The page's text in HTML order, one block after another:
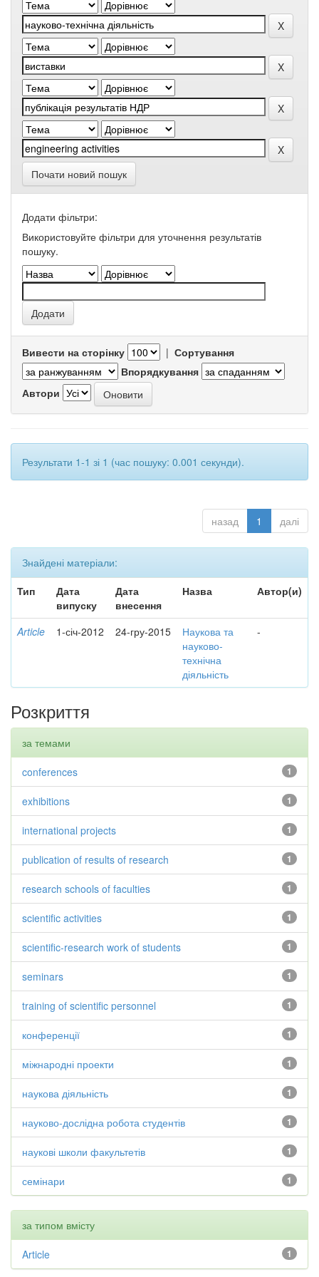
Почати новий пошук
Додати фільтри:
Використовуйте фільтри для уточнення результатів
пошуку.
Вивести на сторінку | Сортування
Впорядкування
Автори
Результати 1-1 зі 1 (час пошуку: 0.001 секунди).
назад 1 далі
Знайдені матеріали:
Тип
Дата
випуску
Дата
внесення
Назва Автор(и)
Article 1-січ-2012 24-гру-2015
Наукова та
науково-
технічна
діяльність
-
Розкриття
за темами
1
conferences
1
exhibitions
1
international projects
1
publication of results of research
1
research schools of faculties
1
scientific activities
1
scientific-research work of students
1
seminars
1
training of scientific personnel
1
конференції
1
міжнародні проекти
1
наукова діяльність
1
науково-дослідна робота студентів
1
наукові школи факультетів
1
семінари
за типом вмісту
1
Article